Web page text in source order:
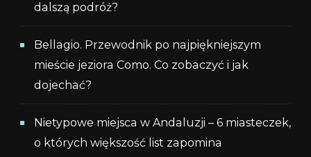
dalszą podróż?
Bellagio. Przewodnik po najpiękniejszym
mieście jeziora Como. Co zobaczyć i jak
dojechać?
Nietypowe miejsca w Andaluzji – 6 miasteczek,
o których większość list zapomina